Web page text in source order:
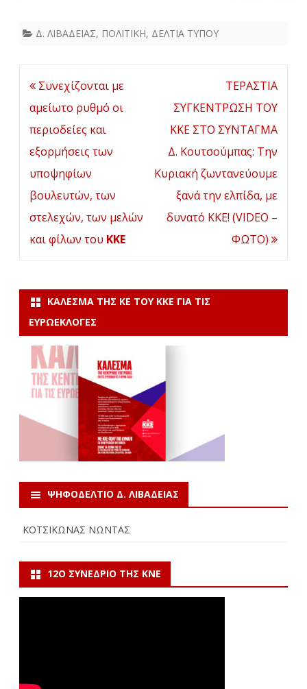
Δ. ΛΙΒΑΔΕΙΑΣ, ΠΟΛΙΤΙΚΗ, ΔΕΛΤΙΑ ΤΥΠΟΥ
Πλοήγηση
άρθρων
Συνεχίζονται με
αμείωτο ρυθμό οι
περιοδείες και
εξορμήσεις των
υποψηφίων
βουλευτών, των
στελεχών, των μελών
και φίλων του ΚΚΕ
ΤΕΡΑΣΤΙΑ
ΣΥΓΚΕΝΤΡΩΣΗ ΤΟΥ
ΚΚΕ ΣΤΟ ΣΥΝΤΑΓΜΑ
Δ. Κουτσούμπας: Την
Κυριακή ζωντανεύουμε
ξανά την ελπίδα, με
δυνατό ΚΚΕ! (VIDEO –
ΦΩΤΟ)
ΚΆΛΕΣΜΑ ΤΗΣ ΚΕ ΤΟΥ ΚΚΕ ΓΙΑ ΤΙΣ
ΕΥΡΩΕΚΛΟΓΈΣ
ΨΗΦΟΔΕΛΤΙΟ Δ. ΛΙΒΑΔΕΙΑΣ
ΚΟΤΣΙΚΩΝΑΣ ΝΩΝΤΑΣ
12Ο ΣΥΝΈΔΡΙΟ ΤΗΣ ΚΝΕ